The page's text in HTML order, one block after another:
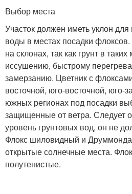
Выбор места
Участок должен иметь уклон
воды в местах посадки
на склонах, так как грунт в
иссушению, быстрому
замерзанию. Цветник с
восточной, юго-восточной, юго-
южных регионах под посадки
защищенные от ветра. Следует
уровень грунтовых вод, он не
Флокс шиловидный и
открытые солнечные места.
полутенистые.